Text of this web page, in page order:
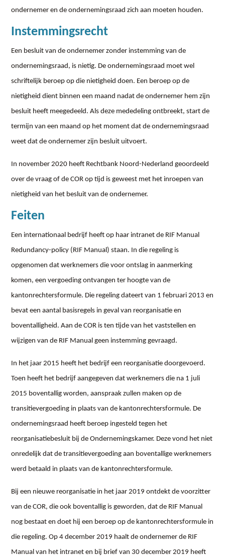
ondernemer en de ondernemingsraad zich aan moeten houden.
Instemmingsrecht
Een besluit van de ondernemer zonder instemming van de
ondernemingsraad, is nietig. De ondernemingsraad moet wel
schriftelijk beroep op die nietigheid doen. Een beroep op de
nietigheid dient binnen een maand nadat de ondernemer hem zijn
besluit heeft meegedeeld. Als deze mededeling ontbreekt, start de
termijn van een maand op het moment dat de ondernemingsraad
weet dat de ondernemer zijn besluit uitvoert.
In november 2020 heeft Rechtbank Noord-Nederland geoordeeld
over de vraag of de COR op tijd is geweest met het inroepen van
nietigheid van het besluit van de ondernemer.
Feiten
Een internationaal bedrijf heeft op haar intranet de RIF Manual
Redundancy-policy (RIF Manual) staan. In die regeling is
opgenomen dat werknemers die voor ontslag in aanmerking
komen, een vergoeding ontvangen ter hoogte van de
kantonrechtersformule. Die regeling dateert van 1 februari 2013 en
bevat een aantal basisregels in geval van reorganisatie en
boventalligheid. Aan de COR is ten tijde van het vaststellen en
wijzigen van de RIF Manual geen instemming gevraagd.
In het jaar 2015 heeft het bedrijf een reorganisatie doorgevoerd.
Toen heeft het bedrijf aangegeven dat werknemers die na 1 juli
2015 boventallig worden, aanspraak zullen maken op de
transitievergoeding in plaats van de kantonrechtersformule. De
ondernemingsraad heeft beroep ingesteld tegen het
reorganisatiebesluit bij de Ondernemingskamer. Deze vond het niet
onredelijk dat de transitievergoeding aan boventallige werknemers
werd betaald in plaats van de kantonrechtersformule.
Bij een nieuwe reorganisatie in het jaar 2019 ontdekt de voorzitter
van de COR, die ook boventallig is geworden, dat de RIF Manual
nog bestaat en doet hij een beroep op de kantonrechtersformule in
die regeling. Op 4 december 2019 haalt de ondernemer de RIF
Manual van het intranet en bij brief van 30 december 2019 heeft